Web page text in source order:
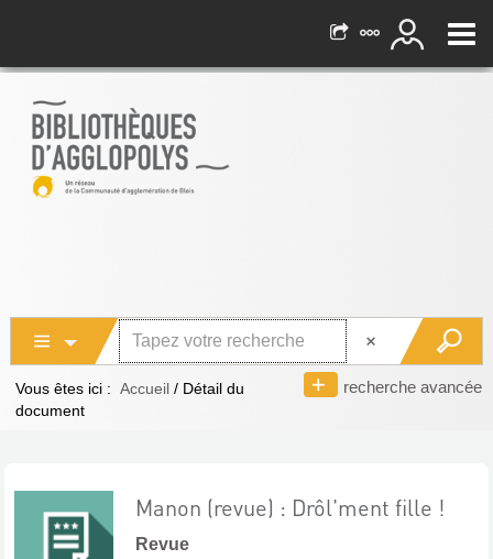
recherche avancée
Vous êtes ici : Accueil / Détail du
document
Manon (revue) : Drôl'ment fille !
Revue